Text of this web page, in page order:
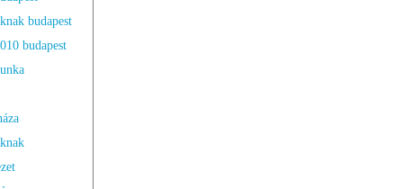
budapest
budapest